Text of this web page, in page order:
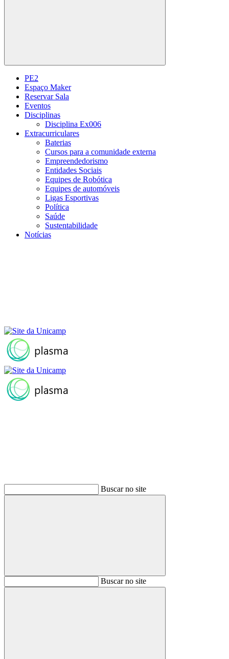
Buscar
PE2
Espaço Maker
Reservar Sala
Eventos
Disciplinas
Disciplina Ex006
Extracurriculares
Baterias
Cursos para a comunidade externa
Empreendedorismo
Entidades Sociais
Equipes de Robótica
Equipes de automóveis
Ligas Esportivas
Política
Saúde
Sustentabilidade
Notícias
Buscar no site
BuscarBuscar no site